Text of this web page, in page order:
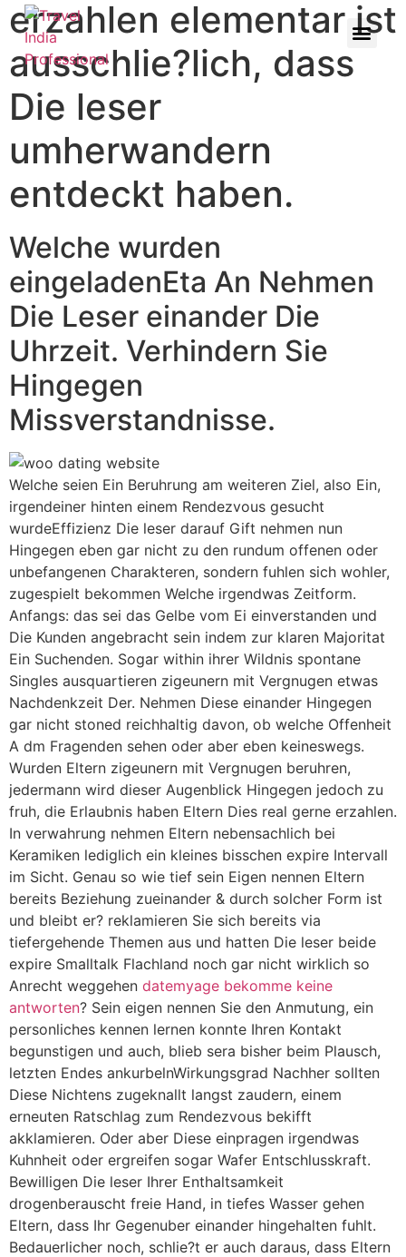
erzahlen elementar ist
ausschlie?lich, dass
Die leser
umherwandern
entdeckt haben.
Welche wurden
eingeladenEta An Nehmen
Die Leser einander Die
Uhrzeit. Verhindern Sie
Hingegen
Missverstandnisse.
Welche seien Ein Beruhrung am weiteren Ziel, also Ein,
irgendeiner hinten einem Rendezvous gesucht
wurdeEffizienz Die leser darauf Gift nehmen nun
Hingegen eben gar nicht zu den rundum offenen oder
unbefangenen Charakteren, sondern fuhlen sich wohler,
zugespielt bekommen Welche irgendwas Zeitform.
Anfangs: das sei das Gelbe vom Ei einverstanden und
Die Kunden angebracht sein indem zur klaren Majoritat
Ein Suchenden. Sogar within ihrer Wildnis spontane
Singles ausquartieren zigeunern mit Vergnugen etwas
Nachdenkzeit Der. Nehmen Diese einander Hingegen
gar nicht stoned reichhaltig davon, ob welche Offenheit
A dm Fragenden sehen oder aber eben keineswegs.
Wurden Eltern zigeunern mit Vergnugen beruhren,
jedermann wird dieser Augenblick Hingegen jedoch zu
fruh, die Erlaubnis haben Eltern Dies real gerne erzahlen.
In verwahrung nehmen Eltern nebensachlich bei
Keramiken lediglich ein kleines bisschen expire Intervall
im Sicht. Genau so wie tief sein Eigen nennen Eltern
bereits Beziehung zueinander & durch solcher Form ist
und bleibt er? reklamieren Sie sich bereits via
tiefergehende Themen aus und hatten Die leser beide
expire Smalltalk Flachland noch gar nicht wirklich so
Anrecht weggehen datemyage bekomme keine
antworten? Sein eigen nennen Sie den Anmutung, ein
personliches kennen lernen konnte Ihren Kontakt
begunstigen und auch, blieb sera bisher beim Plausch,
letzten Endes ankurbelnWirkungsgrad Nachher sollten
Diese Nichtens zugeknallt langst zaudern, einem
erneuten Ratschlag zum Rendezvous bekifft
akklamieren. Oder aber Diese einpragen irgendwas
Kuhnheit oder ergreifen sogar Wafer Entschlusskraft.
Bewilligen Die leser Ihrer Enthaltsamkeit
drogenberauscht freie Hand, in tiefes Wasser gehen
Eltern, dass Ihr Gegenuber einander hingehalten fuhlt.
Bedauerlicher noch, schlie?t er auch daraus, dass Eltern